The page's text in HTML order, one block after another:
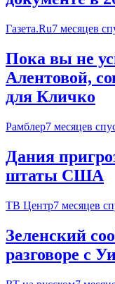
Газета.Ru7 месяцев
Пока вы не
Алентовой,
для Кличко
Рамблер7 месяцев
Дания
штаты США
ТВ Центр7 месяцев
Зеленский
разговоре с